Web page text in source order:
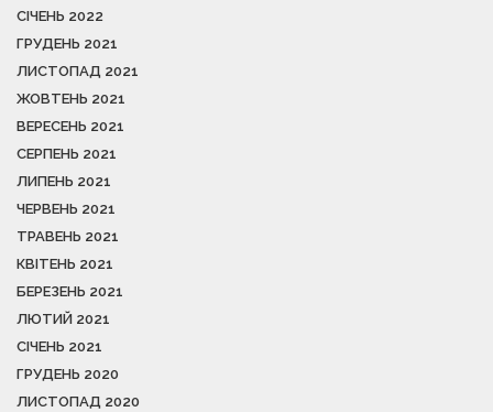
СІЧЕНЬ 2022
ГРУДЕНЬ 2021
ЛИСТОПАД 2021
ЖОВТЕНЬ 2021
ВЕРЕСЕНЬ 2021
СЕРПЕНЬ 2021
ЛИПЕНЬ 2021
ЧЕРВЕНЬ 2021
ТРАВЕНЬ 2021
КВІТЕНЬ 2021
БЕРЕЗЕНЬ 2021
ЛЮТИЙ 2021
СІЧЕНЬ 2021
ГРУДЕНЬ 2020
ЛИСТОПАД 2020